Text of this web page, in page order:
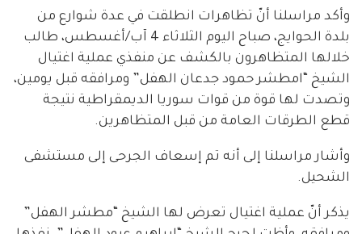
وأكد مراسلنا أنّ تظاهرات انطلقت في عدة شوارع من
بلدة الحوايج، صباح اليوم الثلاثاء 4 آب/أغسطس، طالب
خلالها المتظاهرون بالكشف عن منفذي عملية اغتيال
الشيخ “امطشر حمود جدعان الهفل” ومرافقه قبل يومين،
وتصدت لها قوة من قوات سوريا الديمقراطية نتيجة
قطع الطرقات العامة من قبل المتظاهرين.
وأشار مراسلنا إلى أنه تم إسعاف الجرحى إلى مستشفى
الشحيل.
يذكر أنّ عملية اغتيال تعرض لها الشيخ “مطشر الهفل”